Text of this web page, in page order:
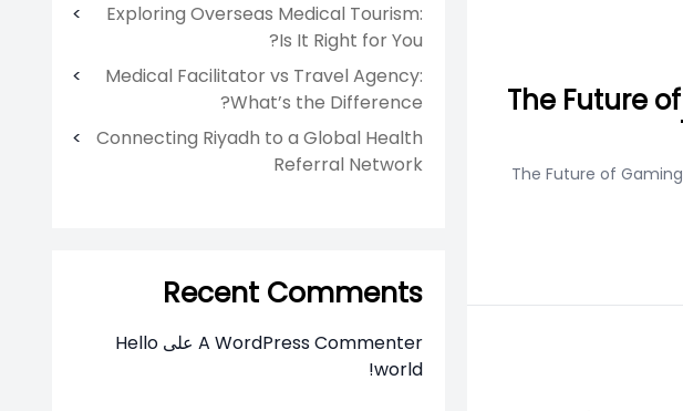
The Future
The Future of
Exploring Overseas Medical Tourism:
Is It Right for You?
Medical Facilitator vs Travel Agency:
What’s the Difference?
Connecting Riyadh to a Global Health
Referral Network
Recent Comments
A WordPress Commenter على Hello
world!